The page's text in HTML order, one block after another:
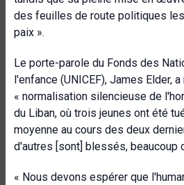
des feuilles de route politiques
paix ».
Le porte-parole du Fonds des
l'enfance (UNICEF), James Elder,
« normalisation silencieuse de
du Liban, où trois jeunes ont été
moyenne au cours des deux
d'autres [sont] blessés, beaucoup
« Nous devons espérer que